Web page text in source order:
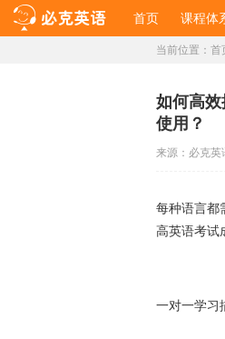
首页 课程体
当前位置： 首
如何高
使用？
来源： 必克英
每种语言都
高英语考试
一对一学